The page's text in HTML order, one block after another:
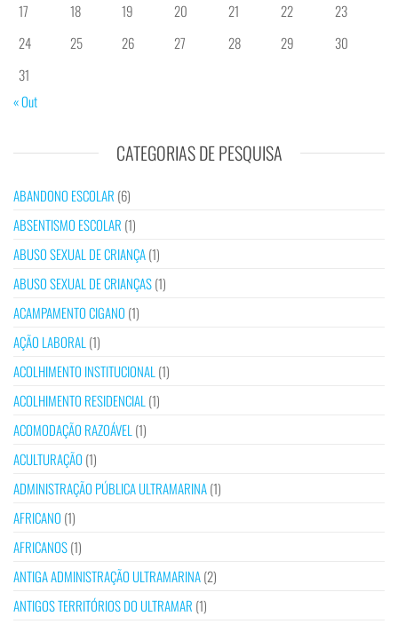
17
18 19 20 21 22
23
24
25 26 27 28 29
30
31
« Out
CATEGORIAS DE PESQUISA
ABANDONO ESCOLAR (6)
ABSENTISMO ESCOLAR (1)
ABUSO SEXUAL DE CRIANÇA(1)
ABUSO SEXUAL DE CRIANÇAS(1)
ACAMPAMENTO CIGANO (1)
AÇÃO LABORAL (1)
ACOLHIMENTO INSTITUCIONAL (1)
ACOLHIMENTO RESIDENCIAL (1)
ACOMODAÇÃO RAZOÁVEL (1)
ACULTURAÇÃO (1)
ADMINISTRAÇÃO PÚBLICA ULTRAMARINA(1)
AFRICANO (1)
AFRICANOS(1)
ANTIGA ADMINISTRAÇÃO ULTRAMARINA(2)
ANTIGOS TERRITÓRIOS DO ULTRAMAR (1)